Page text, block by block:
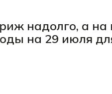
надолго, а на
на 29 июля